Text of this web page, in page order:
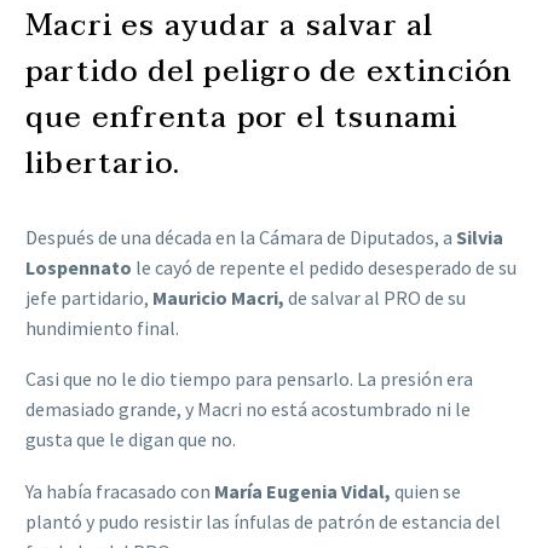
Macri es ayudar a salvar al
partido del peligro de extinción
que enfrenta por el tsunami
libertario.
Después de una década en la Cámara de Diputados, a Silvia
Lospennato le cayó de repente el pedido desesperado de su
jefe partidario, Mauricio Macri, de salvar al PRO de su
hundimiento final.
Casi que no le dio tiempo para pensarlo. La presión era
demasiado grande, y Macri no está acostumbrado ni le
gusta que le digan que no.
Ya había fracasado con María Eugenia Vidal, quien se
plantó y pudo resistir las ínfulas de patrón de estancia del